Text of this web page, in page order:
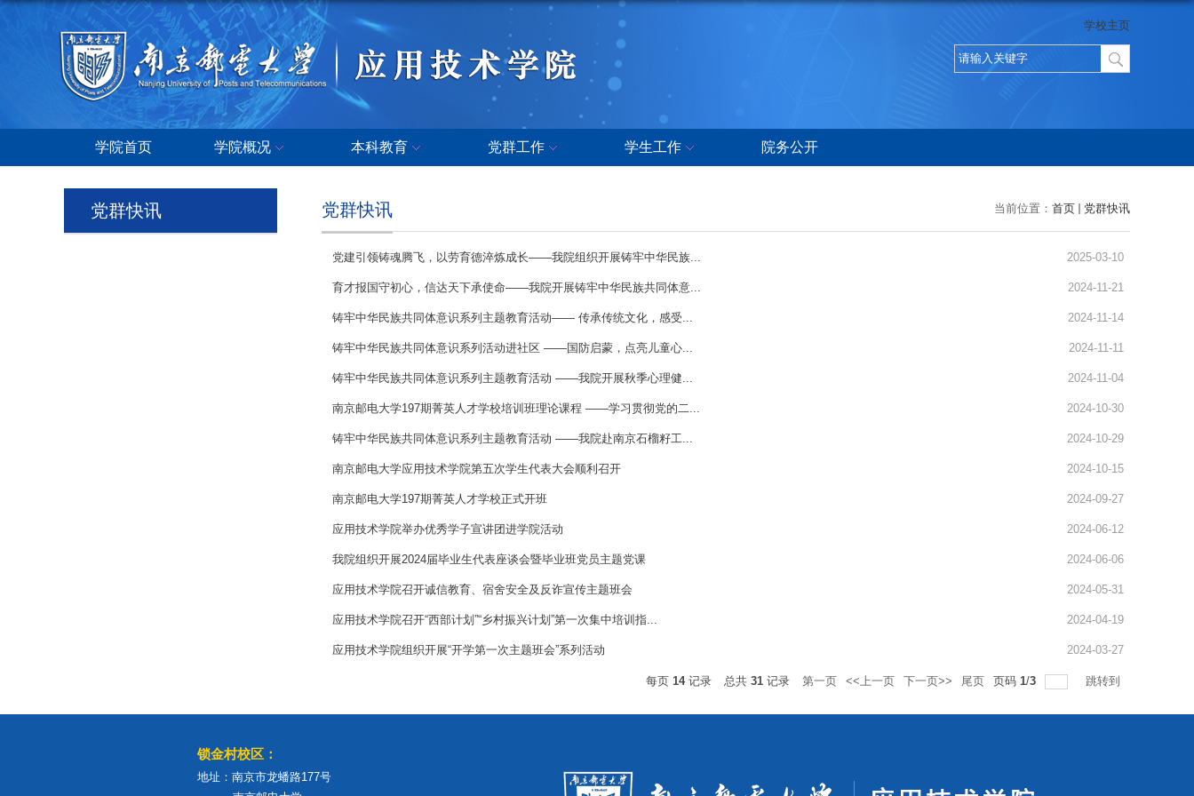
学校主页
学院首页 学院概况 本科教育 党群工作 学生工作 院务公开
党群快讯 当前位置： 首页 党群快讯
党群快讯
党建引领铸魂腾飞，以劳育德淬炼成长——我院组织开展铸牢中华民族... 2025-03-10
育才报国守初心，信达天下承使命——我院开展铸牢中华民族共同体意... 2024-11-21
铸牢中华民族共同体意识系列主题教育活动—— 传承传统文化，感受... 2024-11-14
铸牢中华民族共同体意识系列活动进社区 ——国防启蒙，点亮儿童心... 2024-11-11
铸牢中华民族共同体意识系列主题教育活动 ——我院开展秋季心理健... 2024-11-04
南京邮电大学197期菁英人才学校培训班理论课程 ——学习贯彻党的二... 2024-10-30
铸牢中华民族共同体意识系列主题教育活动 ——我院赴南京石榴籽工... 2024-10-29
南京邮电大学应用技术学院第五次学生代表大会顺利召开 2024-10-15
南京邮电大学197期菁英人才学校正式开班 2024-09-27
应用技术学院举办优秀学子宣讲团进学院活动 2024-06-12
我院组织开展2024届毕业生代表座谈会暨毕业班党员主题党课 2024-06-06
应用技术学院召开诚信教育、宿舍安全及反诈宣传主题班会 2024-05-31
应用技术学院召开“西部计划”“乡村振兴计划”第一次集中培训指... 2024-04-19
应用技术学院组织开展“开学第一次主题班会”系列活动 2024-03-27
每页 14记录 总共 31 记录 第一页 <<上一页 下一页>> 尾页 页码 1/3 跳转到
锁金村校区：
地址：南京市龙蟠路177号